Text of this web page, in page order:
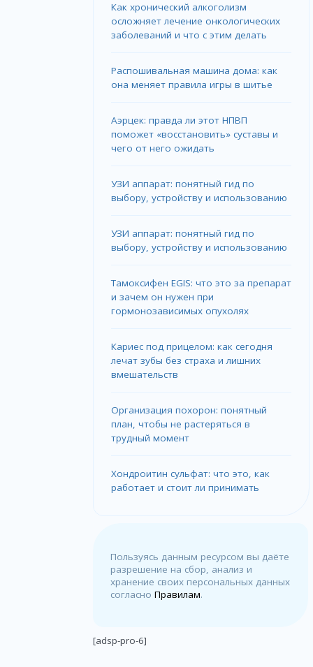
Как хронический алкоголизм
осложняет лечение онкологических
заболеваний и что с этим делать
Распошивальная машина дома: как
она меняет правила игры в шитье
Аэрцек: правда ли этот НПВП
поможет «восстановить» суставы и
чего от него ожидать
УЗИ аппарат: понятный гид по
выбору, устройству и использованию
УЗИ аппарат: понятный гид по
выбору, устройству и использованию
Тамоксифен EGIS: что это за препарат
и зачем он нужен при
гормонозависимых опухолях
Кариес под прицелом: как сегодня
лечат зубы без страха и лишних
вмешательств
Организация похорон: понятный
план, чтобы не растеряться в
трудный момент
Хондроитин сульфат: что это, как
работает и стоит ли принимать
Пользуясь данным ресурсом вы даёте
разрешение на сбор, анализ и
хранение своих персональных данных
согласноПравилам.
[adsp-pro-6]